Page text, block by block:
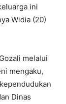
ini
Widia (20)
melalui
mengaku,
Dinas